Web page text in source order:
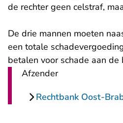
de rechter geen celstraf,
De drie mannen moeten
een totale
betalen voor schade aan de
Afzender
Rechtbank Oost-